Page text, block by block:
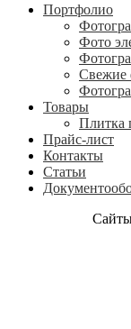
Портфолио
Фото
Свежие
Товары
Плитка
Прайс-лист
Контакты
Статьи